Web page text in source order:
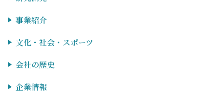
事業紹介
文化・社会・スポーツ
会社の歴史
企業情報